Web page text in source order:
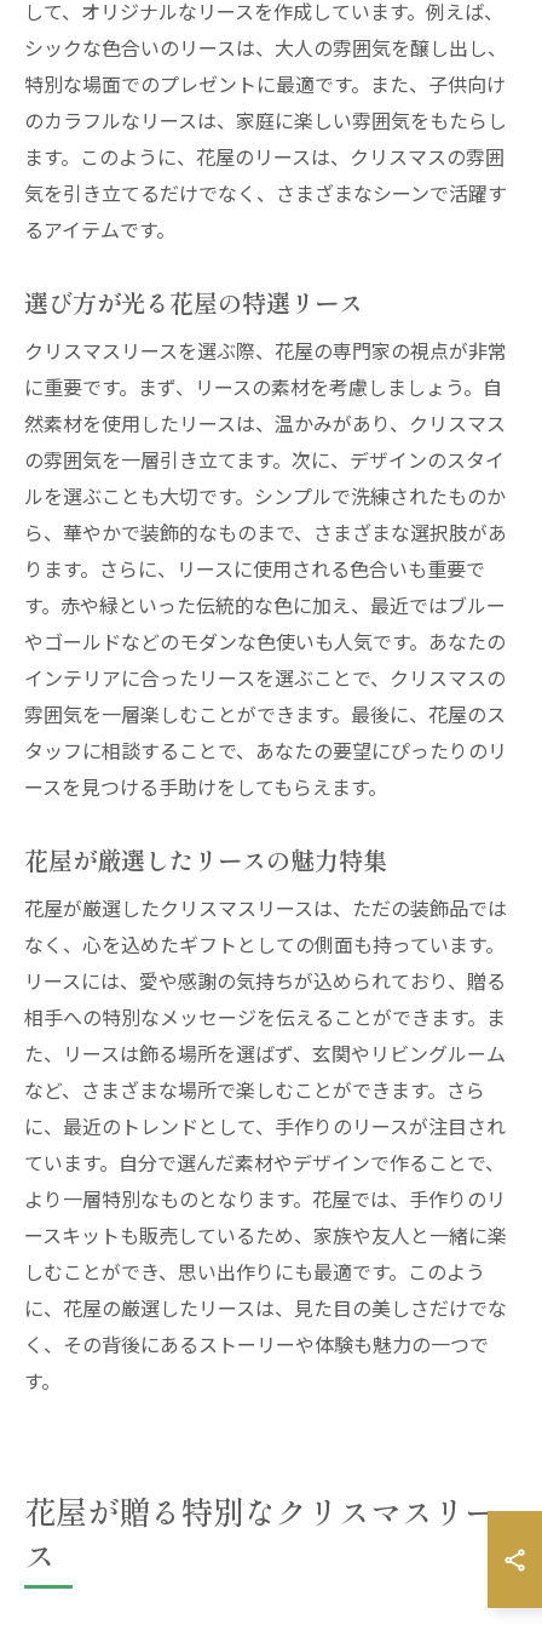
して、オリジナルなリースを作成しています。例えば、
シックな色合いのリースは、大人の雰囲気を醸し出し、
特別な場面でのプレゼントに最適です。また、子供向け
のカラフルなリースは、家庭に楽しい雰囲気をもたらし
ます。このように、花屋のリースは、クリスマスの雰囲
気を引き立てるだけでなく、さまざまなシーンで活躍す
るアイテムです。
選び方が光る花屋の特選リース
クリスマスリースを選ぶ際、花屋の専門家の視点が非常
に重要です。まず、リースの素材を考慮しましょう。自
然素材を使用したリースは、温かみがあり、クリスマス
の雰囲気を一層引き立てます。次に、デザインのスタイ
ルを選ぶことも大切です。シンプルで洗練されたものか
ら、華やかで装飾的なものまで、さまざまな選択肢があ
ります。さらに、リースに使用される色合いも重要で
す。赤や緑といった伝統的な色に加え、最近ではブルー
やゴールドなどのモダンな色使いも人気です。あなたの
インテリアに合ったリースを選ぶことで、クリスマスの
雰囲気を一層楽しむことができます。最後に、花屋のス
タッフに相談することで、あなたの要望にぴったりのリ
ースを見つける手助けをしてもらえます。
花屋が厳選したリースの魅力特集
花屋が厳選したクリスマスリースは、ただの装飾品では
なく、心を込めたギフトとしての側面も持っています。
リースには、愛や感謝の気持ちが込められており、贈る
相手への特別なメッセージを伝えることができます。ま
た、リースは飾る場所を選ばず、玄関やリビングルーム
など、さまざまな場所で楽しむことができます。さら
に、最近のトレンドとして、手作りのリースが注目され
ています。自分で選んだ素材やデザインで作ることで、
より一層特別なものとなります。花屋では、手作りのリ
ースキットも販売しているため、家族や友人と一緒に楽
しむことができ、思い出作りにも最適です。このよう
に、花屋の厳選したリースは、見た目の美しさだけでな
く、その背後にあるストーリーや体験も魅力の一つで
す。
花屋が贈る特別なクリスマスリー
ス